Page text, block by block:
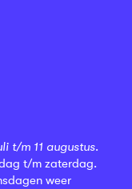
t/m 11 augustus.
t/m zaterdag.
weer